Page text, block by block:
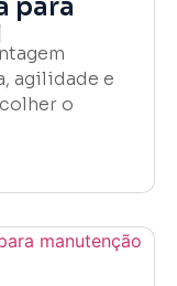
para
agilidade e
o